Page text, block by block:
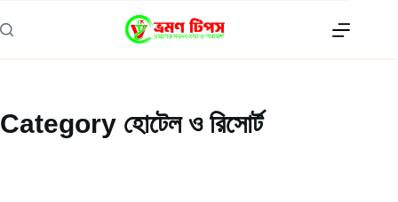
to
content
Category হোটেল ও রিসোর্ট